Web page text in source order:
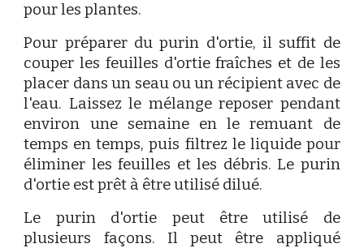
pour les plantes.
Pour préparer du purin d'ortie, il suffit de
couper les feuilles d'ortie fraîches et de les
placer dans un seau ou un récipient avec de
l'eau. Laissez le mélange reposer pendant
environ une semaine en le remuant de
temps en temps, puis filtrez le liquide pour
éliminer les feuilles et les débris. Le purin
d'ortie est prêt à être utilisé dilué.
Le purin d'ortie peut être utilisé de
plusieurs façons. Il peut être appliqué